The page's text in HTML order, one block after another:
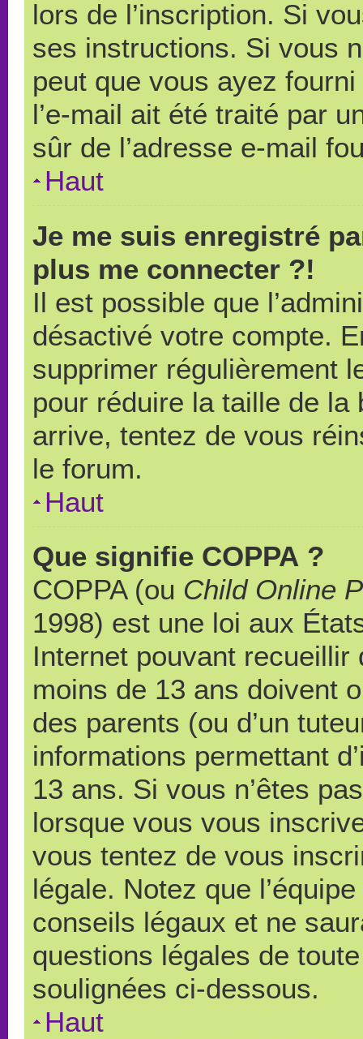
lors de l’inscription. Si
ses instructions. Si vous
peut que vous ayez
l’e-mail ait été traité par
sûr de l’adresse e-mail
Haut
Je me suis enregistré
plus me connecter ?!
Il est possible que
désactivé votre compte.
supprimer régulièrement
pour réduire la taille de
arrive, tentez de vous
le forum.
Haut
Que signifie COPPA ?
COPPA (ou Child Online
1998) est une loi aux
Internet pouvant
moins de 13 ans doivent
des parents (ou d’un
informations permettant
13 ans. Si vous n’êtes
lorsque vous vous
vous tentez de vous
légale. Notez que
conseils légaux et ne
questions légales de
soulignées ci-dessous.
Haut